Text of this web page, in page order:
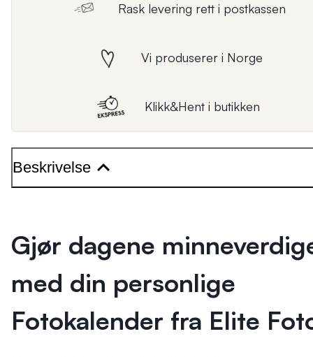
Rask levering rett i postkassen
Vi produserer i Norge
Klikk&Hent i butikken
Beskrivelse
Gjør dagene
med din personlige
Fotokalender fra Elite